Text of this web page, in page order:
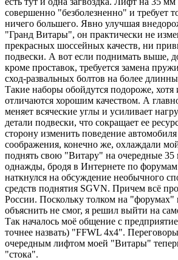
совершенно "безболезненно" и требует
ничего большего. Явно улучшая
"Гранд Витары", он практически не
прекрасных шоссейных качеств, ни
подвески. А вот если поднимать выше,
кроме проставок, требуется замена
сход-развальных болтов на более
Такие наборы обойдутся подороже, хотя
отличаются хорошим качеством. А
меняет всяческие углы и усиливает
детали подвески, что сокращает ее
сторону изменить поведение
соображения, конечно же, охлаждали
поднять свою "Витару" на очередные
однажды, бродя в Интернете по форумам
наткнулся на обсуждение необычного
средств поднятия SGVN. Причем всё
России. Поскольку толком на "форумах"
объяснить не смог, я решил выйти на
Так началось моё общение с
точнее назвать) "FFWL 4x4".
очередным лифтом моей "Витары"
"стока".